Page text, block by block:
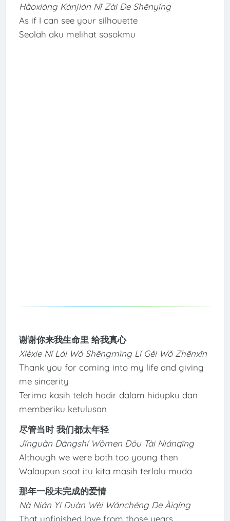
Hǎoxiàng Kànjiàn Nǐ Zài De Shēnyǐng
As if I can see your silhouette
Seolah aku melihat sosokmu
谢谢你来我生命里 给我真心
Xièxie Nǐ Lái Wǒ Shēngmìng Lǐ Gěi Wǒ Zhēnxīn
Thank you for coming into my life and giving
me sincerity
Terima kasih telah hadir dalam hidupku dan
memberiku ketulusan
尽管当时 我们都太年轻
Jǐnguǎn Dāngshí Wǒmen Dōu Tài Niánqīng
Although we were both too young then
Walaupun saat itu kita masih terlalu muda
那年一段未完成的爱情
Nà Nián Yí Duàn Wèi Wánchéng De Àiqíng
That unfinished love from those years